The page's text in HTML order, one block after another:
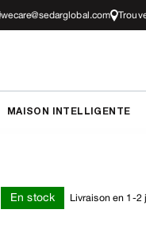
wecare@sedarglobal.com
MAISON INTELLIGENTE
En stock Livraison en 1-2